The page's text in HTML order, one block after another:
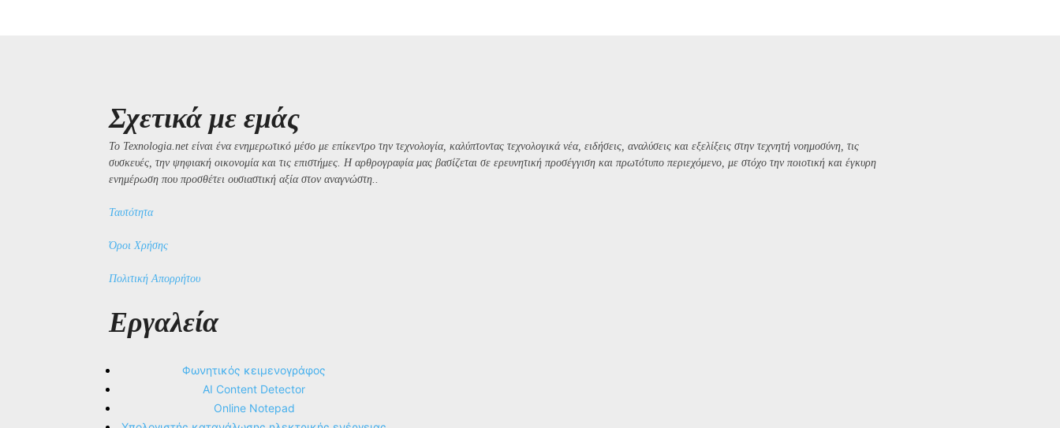
Σχετικά με εμάς
Το Texnologia.net είναι ένα ενημερωτικό μέσο με επίκεντρο την τεχνολογία, καλύπτοντας τεχνολογικά νέα, ειδήσεις, αναλύσεις και εξελίξεις στην τεχνητή νοημοσύνη, τις
συσκευές, την ψηφιακή οικονομία και τις επιστήμες. Η αρθρογραφία μας βασίζεται σε ερευνητική προσέγγιση και πρωτότυπο περιεχόμενο, με στόχο την ποιοτική και έγκυρη
ενημέρωση που προσθέτει ουσιαστική αξία στον αναγνώστη..
Ταυτότητα
Όροι Χρήσης
Πολιτική Απορρήτου
Εργαλεία
Φωνητικός κειμενογράφος
AI Content Detector
Online Notepad